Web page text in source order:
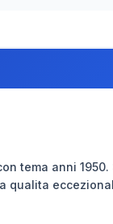
tema anni
qualita